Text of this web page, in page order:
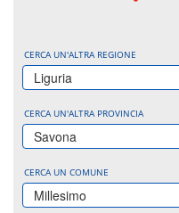
CERCA UN'ALTRA REGIONE
Liguria
CERCA UN'ALTRA PROVINCIA
Savona
CERCA UN COMUNE
Millesimo